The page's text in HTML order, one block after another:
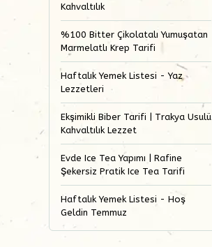
Kahvaltılık
%100 Bitter Çikolatalı Yumuşatan
Marmelatlı Krep Tarifi
Haftalık Yemek Listesi - Yaz
Lezzetleri
Ekşimikli Biber Tarifi | Trakya Usulü
Kahvaltılık Lezzet
Evde Ice Tea Yapımı | Rafine
Şekersiz Pratik Ice Tea Tarifi
Haftalık Yemek Listesi - Hoş
Geldin Temmuz